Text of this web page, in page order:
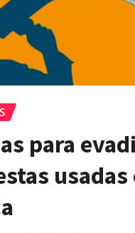
para
usadas